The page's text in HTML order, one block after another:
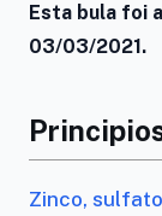
Esta bula foi
03/03/2021.
Zinco,